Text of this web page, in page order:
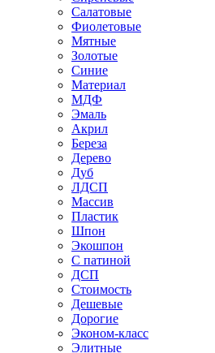
Салатовые
Фиолетовые
Мятные
Золотые
Синие
Материал
МДФ
Эмаль
Акрил
Береза
Дерево
Дуб
ЛДСП
Массив
Пластик
Шпон
Экошпон
С патиной
ДСП
Стоимость
Дешевые
Дорогие
Эконом-класс
Элитные